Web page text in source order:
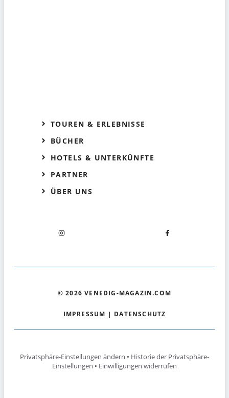
TOUREN & ERLEBNISSE
BÜCHER
HOTELS & UNTERKÜNFTE
PARTNER
ÜBER UNS
© 2026 VENEDIG-MAGAZIN.COM
IMPRESSUM | DATENSCHUTZ
Privatsphäre-Einstellungen ändern • Historie der Privatsphäre-
Einstellungen • Einwilligungen widerrufen